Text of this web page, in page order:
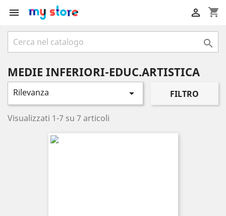
 shopping_cart


MEDIE INFERIORI-EDUC.ARTISTICA
Rilevanza  FILTRO
Visualizzati 1-7 su 7 articoli